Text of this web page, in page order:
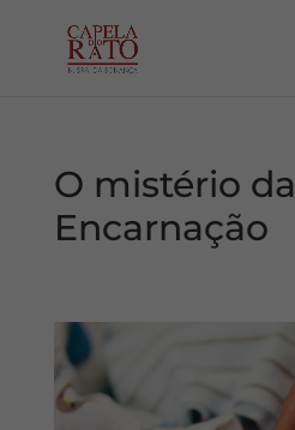
O mistério da
Encarnação